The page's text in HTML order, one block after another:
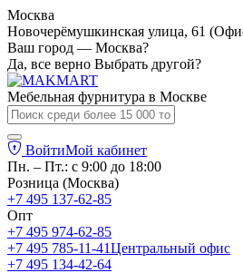
Москва
Новочерёмушкинская улица, 61
Ваш город — Москва?
Да, все верно Выбрать другой?
Мебельная фурнитура в Москве
ВойтиМой кабинет
Пн. – Пт.: с 9:00 до 18:00
Розница (Москва)
+7 495 137-62-85
Опт
+7 495 974-62-85
+7 495 785-11-41Центральный офис
+7 495 134-42-64